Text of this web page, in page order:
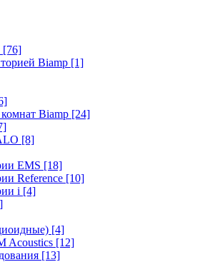
[76]
Biamp [1]
Biamp [24]
[8]
EMS [18]
Reference [10]
i [4]
[4]
Acoustics [12]
[13]